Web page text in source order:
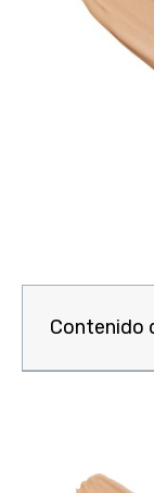
Contenido